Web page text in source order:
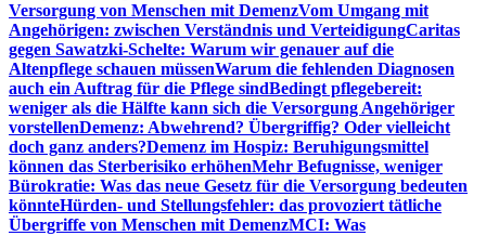
Versorgung von Menschen mit DemenzVom Umgang mit
Angehörigen: zwischen Verständnis und VerteidigungCaritas
gegen Sawatzki-Schelte: Warum wir genauer auf die
Altenpflege schauen müssenWarum die fehlenden Diagnosen
auch ein Auftrag für die Pflege sindBedingt pflegebereit:
weniger als die Hälfte kann sich die Versorgung Angehöriger
vorstellenDemenz: Abwehrend? Übergriffig? Oder vielleicht
doch ganz anders?Demenz im Hospiz: Beruhigungsmittel
können das Sterberisiko erhöhenMehr Befugnisse, weniger
Bürokratie: Was das neue Gesetz für die Versorgung bedeuten
könnteHürden- und Stellungsfehler: das provoziert tätliche
Übergriffe von Menschen mit DemenzMCI: Was